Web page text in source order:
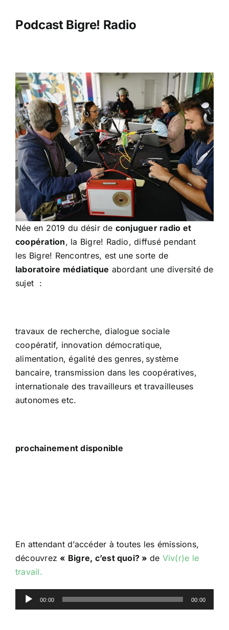
Podcast Bigre! Radio
Née en 2019 du désir de conjuguer radio et
coopération, la Bigre! Radio, diffusé pendant
les Bigre! Rencontres, est une sorte de
laboratoire médiatique abordant une diversité de
sujet :
travaux de recherche, dialogue sociale
coopératif, innovation démocratique,
alimentation, égalité des genres, système
bancaire, transmission dans les coopératives,
internationale des travailleurs et travailleuses
autonomes etc.
prochainement disponible
En attendant d’accéder à toutes les émissions,
découvrez « Bigre, c’est quoi? » de Viv(r)e le
travail.
Lecteur
audio
00:00 00:00